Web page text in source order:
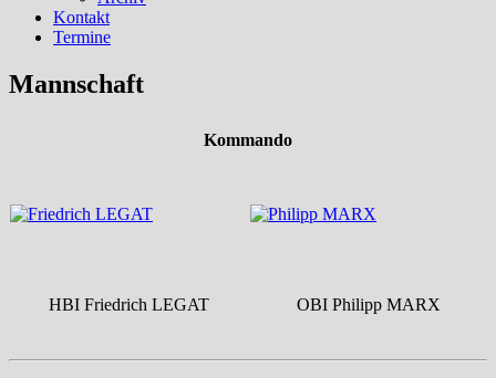
Kontakt
Termine
Mannschaft
Kommando
HBI Friedrich LEGAT OBI Philipp MARX